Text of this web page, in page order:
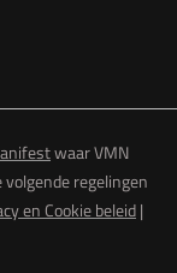
waar VMN
regelingen
en Cookie beleid|